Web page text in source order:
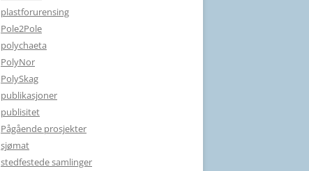
plastforurensing
Pole2Pole
polychaeta
PolyNor
PolySkag
publikasjoner
publisitet
Pågående prosjekter
sjømat
stedfestede samlinger